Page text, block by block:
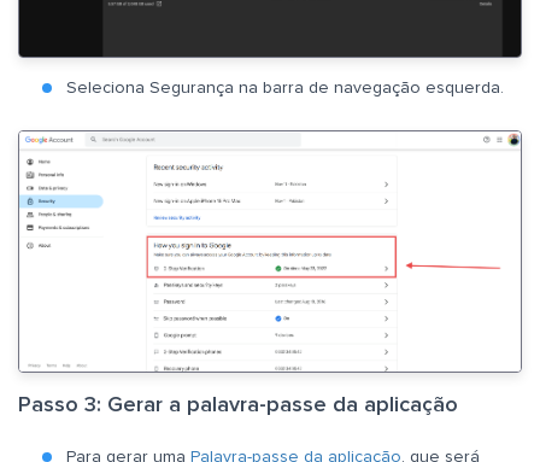
Seleciona Segurança na barra de navegação esquerda.
Passo 3: Gerar a palavra-passe da aplicação
Para gerar uma Palavra-passe da aplicação, que será